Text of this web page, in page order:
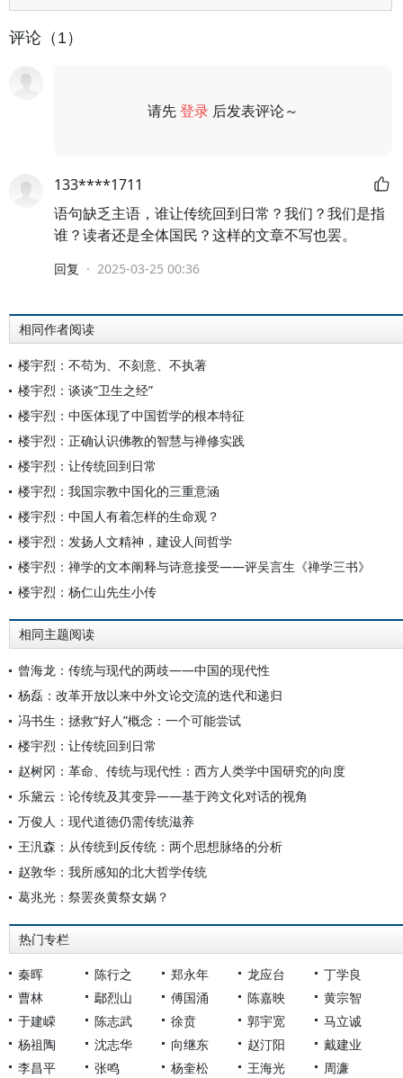
评论（1）
请先登录 后发表评论～
133****1711
语句缺乏主语，谁让传统回到日常？我们？我们是指
谁？读者还是全体国民？这样的文章不写也罢。
回复 · 2025-03-25 00:36
相同作者阅读
楼宇烈：不苟为、不刻意、不执著
楼宇烈：谈谈“卫生之经”
楼宇烈：中医体现了中国哲学的根本特征
楼宇烈：正确认识佛教的智慧与禅修实践
楼宇烈：让传统回到日常
楼宇烈：我国宗教中国化的三重意涵
楼宇烈：中国人有着怎样的生命观？
楼宇烈：发扬人文精神，建设人间哲学
楼宇烈：禅学的文本阐释与诗意接受——评吴言生《禅学三书》
楼宇烈：杨仁山先生小传
相同主题阅读
曾海龙：传统与现代的两歧——中国的现代性
杨磊：改革开放以来中外文论交流的迭代和递归
冯书生：拯救“好人”概念：一个可能尝试
楼宇烈：让传统回到日常
赵树冈：革命、传统与现代性：西方人类学中国研究的向度
乐黛云：论传统及其变异——基于跨文化对话的视角
万俊人：现代道德仍需传统滋养
王汎森：从传统到反传统：两个思想脉络的分析
赵敦华：我所感知的北大哲学传统
葛兆光：祭罢炎黄祭女娲？
热门专栏
秦晖 陈行之 郑永年 龙应台
丁学良
曹林
鄢烈山 傅国涌 陈嘉映
黄宗智
于建嵘
陈志武 徐贲 郭宇宽
马立诚
杨祖陶
沈志华 向继东 赵汀阳
戴建业
李昌平
张鸣 杨奎松 王海光 周濂